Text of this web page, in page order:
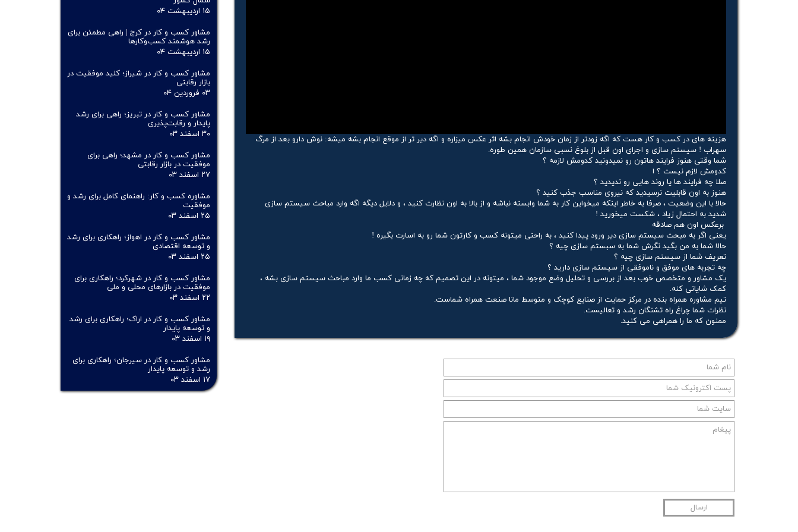
هزینه های در کسب و کار هست که اگه زودتر از زمان خودش انجام بشه اثر عکس میزاره و اگه دیر تر از موقع انجام بشه میشه: نوش دارو بعد از مرگ
سهراب ! سیستم سازی و اجرای اون قبل از بلوغ نسبی سازمان همین طوره.
شما وقتی هنوز فرایند هاتون رو نمیدونید کدومش لازمه ؟
کدومش لازم نیست ؟ ا
صلا چه فرایند ها یا روند هایی رو ندیدید ؟
هنوز به اون قابلیت نرسیدید که نیروی مناسب جذب کنید ؟
حالا با این وضعیت ، صرفا به خاطر اینکه میخواین کار به شما وابسته نباشه و از بالا به اون نظارت کنید ، و دلایل دیگه اگه وارد مباحث سیستم سازی
شدید به احتمال زیاد ، شکست میخورید !
برعکس اون هم صادقه
یعنی اگر به مبحث سیستم سازی دیر ورود پیدا کنید ، به راحتی میتونه کسب و کارتون شما رو به اسارت بگیره !
حالا شما به من بگید نگرش شما به سبستم سازی چیه ؟
تعریف شما از سیستم سازی چیه ؟
چه تجربه های موفق و ناموفقی از سیستم سازی دارید ؟
یک مشاور و متخصص خوب بعد از بررسی و تحلیل وضع موجود شما ، میتونه در این تصمیم که چه زمانی کسب ما وارد مباحث سیستم سازی بشه ،
کمک شایانی کنه.
تیم مشاوره همراه بنده در مرکز حمایت از صنایع کوچک و متوسط مانا صنعت همراه شماست.
نظرات شما چراغ راه تشنگان رشد و تعالیست.
ممنون که ما را همراهی می کنید.
ارسال
۱۵ اردیبهشت ۰۴
مشاور کسب و کار در کرج | راهی مطمئن برای
رشد هوشمند کسب‌وکارها
۱۵ اردیبهشت ۰۴
مشاور کسب و کار در شیراز؛ کلید موفقیت در
بازار رقابتی
۰۳ فروردین ۰۴
مشاور کسب و کار در تبریز؛ راهی برای رشد
پایدار و رقابت‌پذیری
۳۰ اسفند ۰۳
مشاور کسب و کار در مشهد؛ راهی برای
موفقیت در بازار رقابتی
۲۷ اسفند ۰۳
مشاوره کسب و کار: راهنمای کامل برای رشد و
موفقیت
۲۵ اسفند ۰۳
مشاور کسب و کار در اهواز؛ راهکاری برای رشد
و توسعه اقتصادی
۲۵ اسفند ۰۳
مشاور کسب و کار در شهرکرد؛ راهکاری برای
موفقیت در بازارهای محلی و ملی
۲۲ اسفند ۰۳
مشاور کسب و کار در اراک؛ راهکاری برای رشد
و توسعه پایدار
۱۹ اسفند ۰۳
مشاور کسب و کار در سیرجان؛ راهکاری برای
رشد و توسعه پایدار
۱۷ اسفند ۰۳